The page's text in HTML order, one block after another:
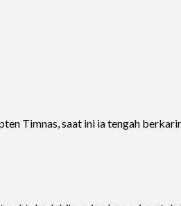
Timnas, saat ini ia tengah